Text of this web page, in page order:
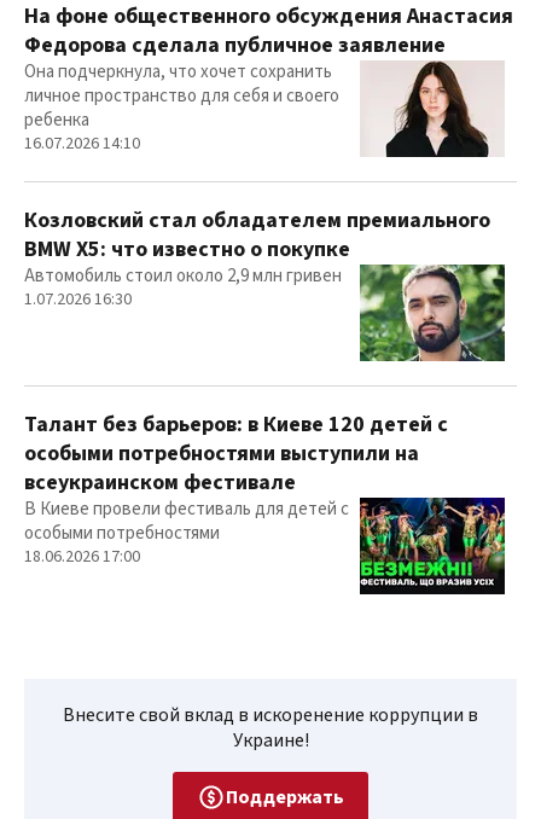
На фоне общественного обсуждения Анастасия
Федорова сделала публичное заявление
Она подчеркнула, что хочет сохранить
личное пространство для себя и своего
ребенка
16.07.2026 14:10
Козловский стал обладателем премиального
BMW X5: что известно о покупке
Автомобиль стоил около 2,9 млн гривен
1.07.2026 16:30
Талант без барьеров: в Киеве 120 детей с
особыми потребностями выступили на
всеукраинском фестивале
В Киеве провели фестиваль для детей с
особыми потребностями
18.06.2026 17:00
Внесите свой вклад в искоренение коррупции в
Украине!
Поддержать